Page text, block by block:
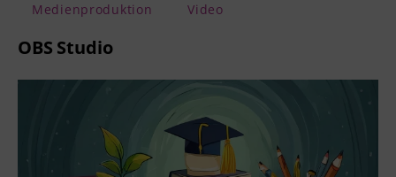
Medienproduktion Video
OBS Studio